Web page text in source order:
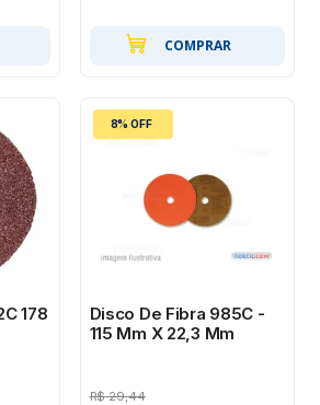
COMPRAR
178
8% OFF
Disco De Fibra 985C -
115 Mm X 22,3 Mm
R$ 29,44